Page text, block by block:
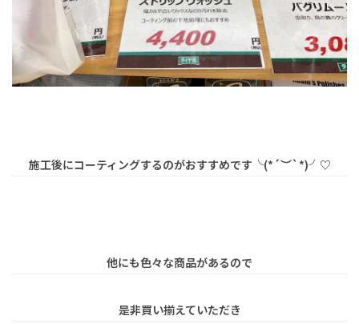
施工後にコーティングするのがおすすめです╰(*´︶`*)╯♡
他にも色々な商品があるので
是非買い揃えていただき